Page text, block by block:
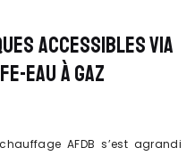
ACCESSIBLES VIA
EAU À GAZ
AFDB s’est agrandi